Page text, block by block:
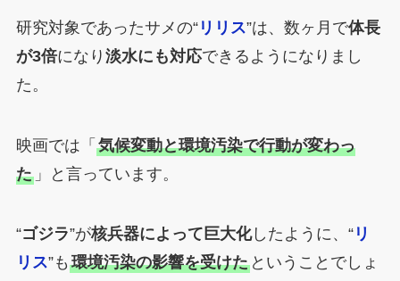
研究対象であったサメの“リリス”は、数ヶ月で体長
が3倍になり 淡水にも対応できるようになりまし
た。
映画では「 気候変動と環境汚染で行動が変わっ
た」と言っています。
“ゴジラ”が核兵器によって巨大化したように、“リ
リス”も 環境汚染の影響を受けたということでしょ